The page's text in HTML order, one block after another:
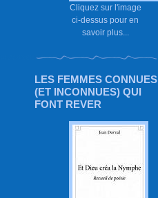
Cliquez sur l'image
ci-dessus pour en
savoir plus...
LES FEMMES CONNUES
(ET INCONNUES) QUI
FONT REVER